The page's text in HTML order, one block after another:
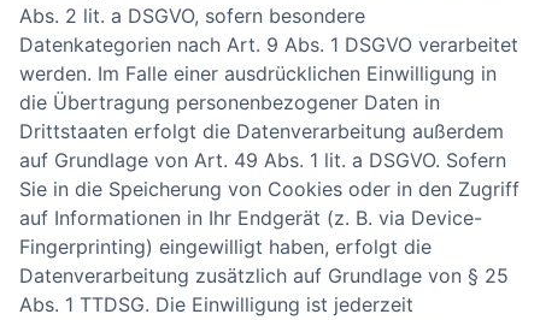
Abs. 2 lit. a DSGVO, sofern besondere
Datenkategorien nach Art. 9 Abs. 1 DSGVO verarbeitet
werden. Im Falle einer ausdrücklichen Einwilligung in
die Übertragung personenbezogener Daten in
Drittstaaten erfolgt die Datenverarbeitung außerdem
auf Grundlage von Art. 49 Abs. 1 lit. a DSGVO. Sofern
Sie in die Speicherung von Cookies oder in den Zugriff
auf Informationen in Ihr Endgerät (z. B. via Device-
Fingerprinting) eingewilligt haben, erfolgt die
Datenverarbeitung zusätzlich auf Grundlage von § 25
Abs. 1 TTDSG. Die Einwilligung ist jederzeit